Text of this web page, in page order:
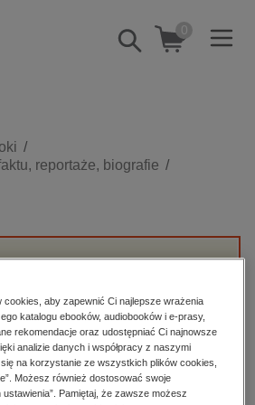
Pokaż/schowaj
wyszukiwarkę
0
gospodarka
technologie, informatyka
reportaże, biografie
dostępny.
aby zapewnić Ci najlepsze wrażenia
katalogu ebooków, audiobooków i e-prasy,
rekomendacje oraz udostępniać Ci najnowsze
analizie danych i współpracy z naszymi
na korzystanie ze wszystkich plików cookies,
Możesz również dostosować swoje
Pamiętaj, że zawsze możesz